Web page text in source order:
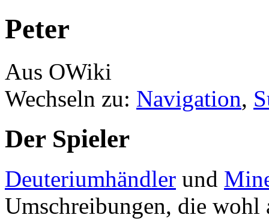
Peter
Aus OWiki
Wechseln zu: Navigation,
Der Spieler
Deuteriumhändler und
Umschreibungen, die wohl